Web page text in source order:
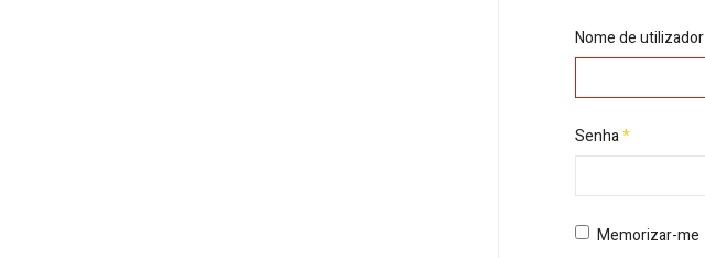
Nome de utilizador
Senha*
Memorizar-me